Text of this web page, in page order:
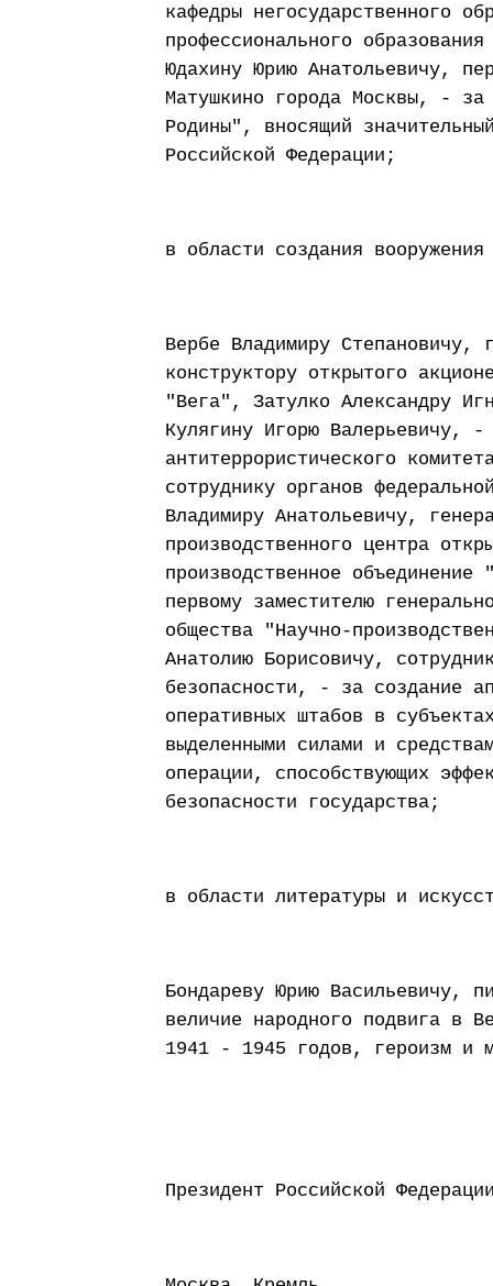
кафедры негосударственного
профессионального
Юдахину Юрию Анатольевичу,
Матушкино города Москвы, - за
Родины", вносящий
Российской Федерации;
в области создания
Вербе Владимиру Степановичу,
конструктору открытого
"Вега", Затулко Александру
Кулягину Игорю Валерьевичу, -
антитеррористического
сотруднику органов
Владимиру Анатольевичу,
производственного центра
производственное
первому заместителю
общества "Научно-
Анатолию Борисовичу,
безопасности, - за создание
оперативных штабов в
выделенными силами и
операции, способствующих
безопасности государства;
в области литературы и
Бондареву Юрию Васильевичу,
величие народного подвига в
1941 - 1945 годов, героизм и
Президент